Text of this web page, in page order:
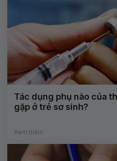
Tác dụng phụ nào của
gặp ở trẻ sơ sinh?
Xem thêm